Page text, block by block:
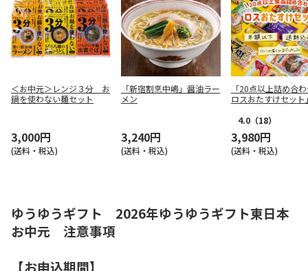
＜お中元＞レンジ３分 お
鍋を使わない麺セット
3,000円
(送料・税込)
「新宿割烹中嶋」醤油ラー
メン
3,240円
(送料・税込)
「20点以上詰め合
ロスおたすけセット
4.0 （18）
3,980円
(送料・税込)
ゆうゆうギフト 2026年ゆうゆうギフト東日本
お中元 注意事項
【お申込期間】